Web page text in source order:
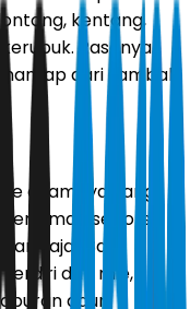
kentang,
Rasanya
dari sambal
ayamnya yang
seporsi
saja. Satu
dari mie,
daun